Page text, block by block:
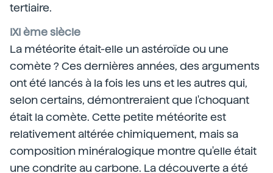
tertiaire.
IXI ème siècle
La météorite était-elle un astéroïde ou une
comète ? Ces dernières années, des arguments
ont été lancés à la fois les uns et les autres qui,
selon certains, démontreraient que l'choquant
était la comète. Cette petite météorite est
relativement altérée chimiquement, mais sa
composition minéralogique montre qu'elle était
une condrite au carbone. La découverte a été